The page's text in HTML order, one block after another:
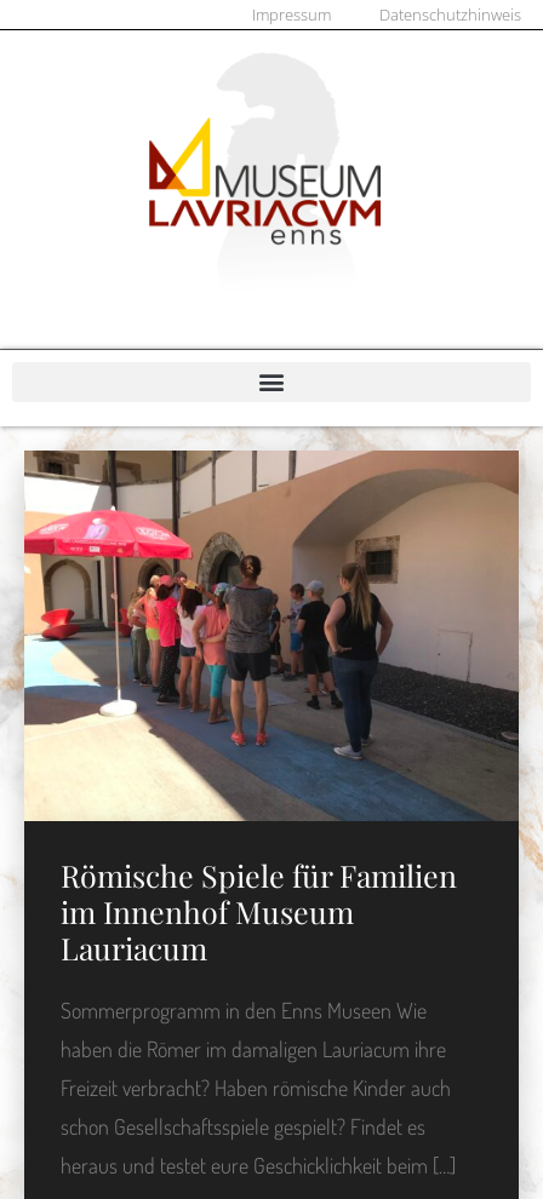
Impressum Datenschutzhinweis
Römische Spiele für Familien
im Innenhof Museum
Lauriacum
Sommerprogramm in den Enns Museen Wie
haben die Römer im damaligen Lauriacum ihre
Freizeit verbracht? Haben römische Kinder auch
schon Gesellschaftsspiele gespielt? Findet es
heraus und testet eure Geschicklichkeit beim […]